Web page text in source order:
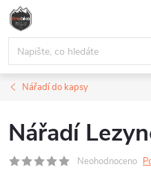
Přejít
obsah
Nářadí do kapsy
Nářadí
Neohodnoceno